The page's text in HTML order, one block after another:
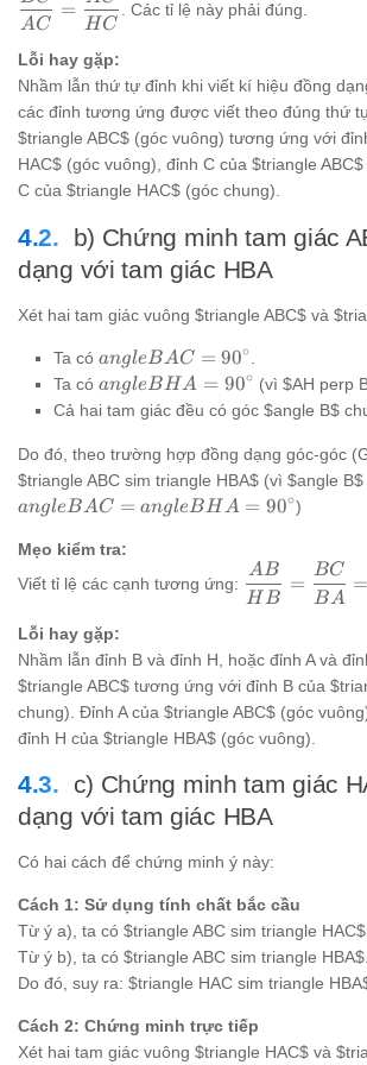
AC
=
HC
. Các tỉ lệ này phải đúng.
Lỗi hay gặp:
Nhầm lẫn thứ tự đỉnh khi viết kí hiệu đồng
các đỉnh tương ứng được viết theo đúng thứ
$triangle ABC$ (góc vuông) tương ứng với
HAC$ (góc vuông), đỉnh C của $triangle
C của $triangle HAC$ (góc chung).
b) Chứng minh tam giác
dạng với tam giác HBA
Xét hai tam giác vuông $triangle ABC$ và
Ta có angle
BAC =
90^\circ
angleBAC = 90∘
Ta có angle
BHA =
angleBHA = 90∘ (vì $AH perp
Cả hai tam giác đều có góc $angle B$
Do đó, theo trường hợp đồng dạng góc-góc
$triangle ABC sim triangle HBA$ (vì $angle
angleBAC = angleBHA = 90∘)
Mẹo kiểm tra:
Viết tỉ lệ các cạnh tương ứng: \dfrac{AB}
{HB} =
\dfrac{AC}
{HA}
HB
AB
=
BA
BC
=
Lỗi hay gặp:
Nhầm lẫn đỉnh B và đỉnh H, hoặc đỉnh A và
$triangle ABC$ tương ứng với đỉnh B của
chung). Đỉnh A của $triangle ABC$ (góc
đỉnh H của $triangle HBA$ (góc vuông).
c) Chứng minh tam giác
dạng với tam giác HBA
Có hai cách để chứng minh ý này:
Cách 1: Sử dụng tính chất bắc cầu
Từ ý a), ta có $triangle ABC sim triangle HAC$.
Từ ý b), ta có $triangle ABC sim triangle HBA$.
Do đó, suy ra: $triangle HAC sim triangle
Cách 2: Chứng minh trực tiếp
Xét hai tam giác vuông $triangle HAC$ và